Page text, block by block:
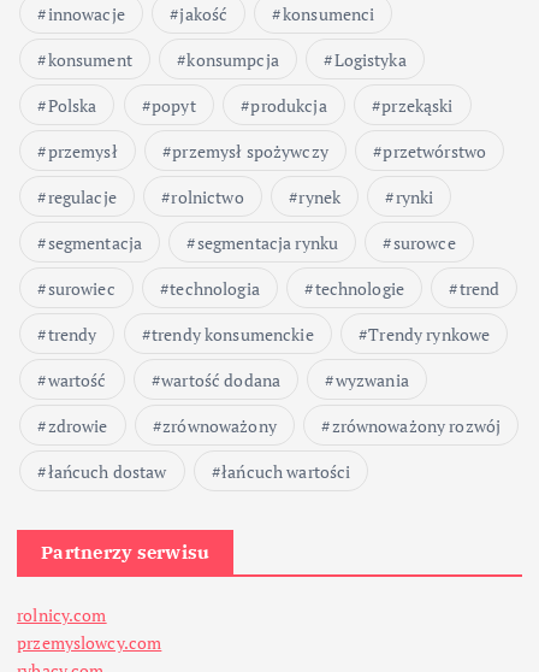
innowacje
jakość
konsumenci
konsument
konsumpcja
Logistyka
Polska
popyt produkcja
przekąski
przemysł
przemysł spożywczy
przetwórstwo
regulacje
rolnictwo rynek
rynki
segmentacja
segmentacja rynku
surowce
surowiec
technologia technologie
trend
trendy
trendy konsumenckie
Trendy rynkowe
wartość
wartość dodana
wyzwania
zdrowie
zrównoważony
zrównoważony rozwój
łańcuch dostaw
łańcuch wartości
Partnerzy serwisu
rolnicy.com
przemyslowcy.com